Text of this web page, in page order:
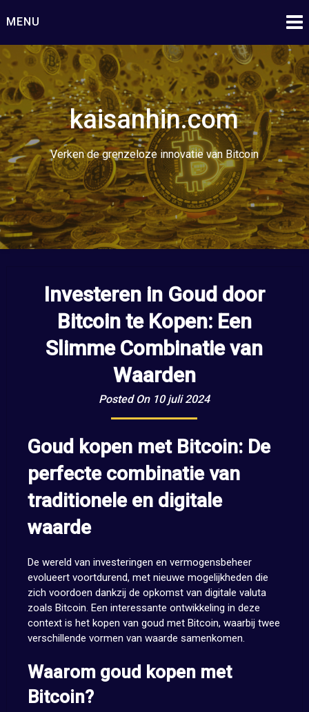
naar
inhoud
MENU
kaisanhin.com
Verken de grenzeloze innovatie van Bitcoin
Investeren in Goud door
Bitcoin te Kopen: Een
Slimme Combinatie van
Waarden
Posted On 10 juli 2024
Goud kopen met Bitcoin: De
perfecte combinatie van
traditionele en digitale
waarde
De wereld van investeringen en vermogensbeheer
evolueert voortdurend, met nieuwe mogelijkheden die
zich voordoen dankzij de opkomst van digitale valuta
zoals Bitcoin. Een interessante ontwikkeling in deze
context is het kopen van goud met Bitcoin, waarbij twee
verschillende vormen van waarde samenkomen.
Waarom goud kopen met
Bitcoin?